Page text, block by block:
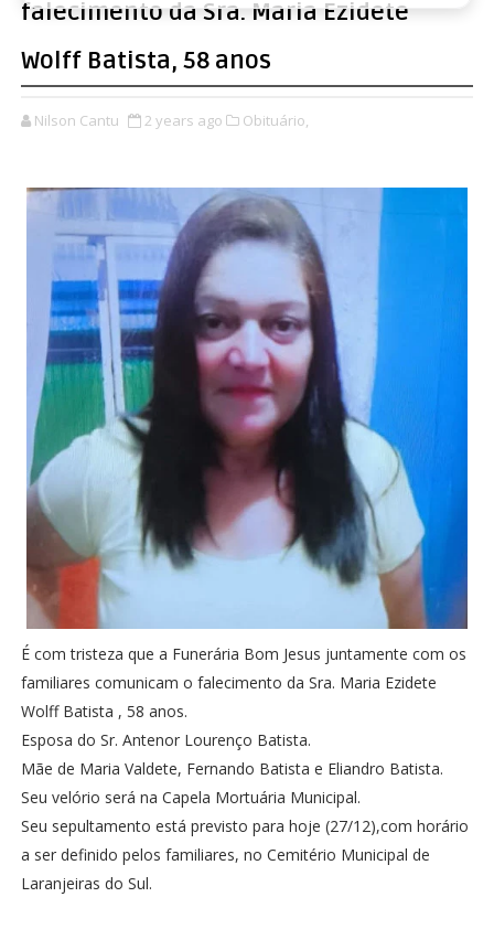
falecimento da Sra. Maria Ezidete
Wolff Batista, 58 anos
Nilson Cantu 2 years ago Obituário,
É com tristeza que a Funerária Bom Jesus juntamente com os
familiares comunicam o falecimento da Sra. Maria Ezidete
Wolff Batista , 58 anos.
Esposa do Sr. Antenor Lourenço Batista.
Mãe de Maria Valdete, Fernando Batista e Eliandro Batista.
Seu velório será na Capela Mortuária Municipal.
Seu sepultamento está previsto para hoje (27/12),com horário
a ser definido pelos familiares, no Cemitério Municipal de
Laranjeiras do Sul.